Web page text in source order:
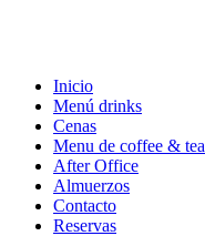
Inicio
Menú drinks
Cenas
Menu de coffee & tea
After Office
Almuerzos
Contacto
Reservas